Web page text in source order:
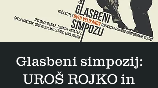
Glasbeni simpozij:
UROŠ ROJKO in